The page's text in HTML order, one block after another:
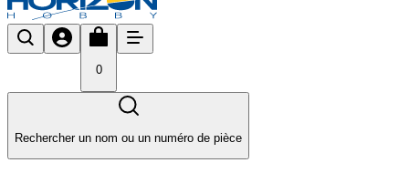
0
Rechercher un nom ou un numéro de pièce